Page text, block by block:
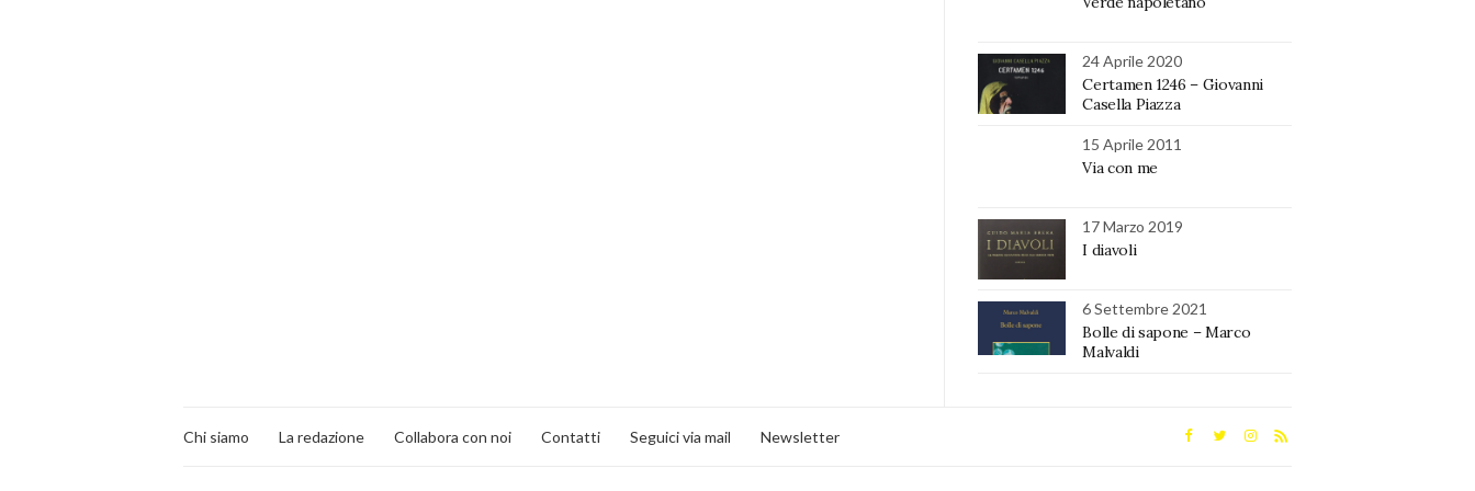
24 Aprile 2020
Certamen 1246 – Giovanni
Casella Piazza
15 Aprile 2011
Via con me
17 Marzo 2019
I diavoli
6 Settembre 2021
Bolle di sapone – Marco
Malvaldi
Chi siamo La redazione Collabora con noi Contatti Seguici via mail Newsletter